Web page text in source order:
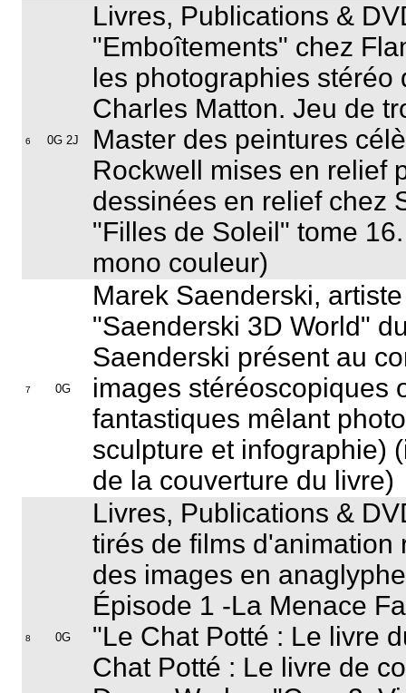
6 0G 2J
Livres, Publications &
"Emboîtements" chez
les photographies
Charles Matton. Jeu de
Master des peintures
Rockwell mises en relief
dessinées en relief chez
"Filles de Soleil" tome
mono couleur)
7 0G
Marek Saenderski,
"Saenderski 3D World"
Saenderski présent au
images stéréoscopiques
fantastiques mêlant
sculpture et infographie)
de la couverture du livre)
8 0G
Livres, Publications &
tirés de films d'animation
des images en
Épisode 1 -La Menace
"Le Chat Potté : Le livre
Chat Potté : Le livre de